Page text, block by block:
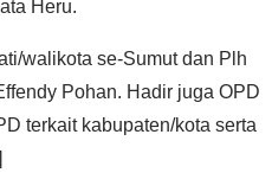
Heru.
walikota se-Sumut dan Plh
Pohan. Hadir juga OPD
terkait kabupaten/kota serta